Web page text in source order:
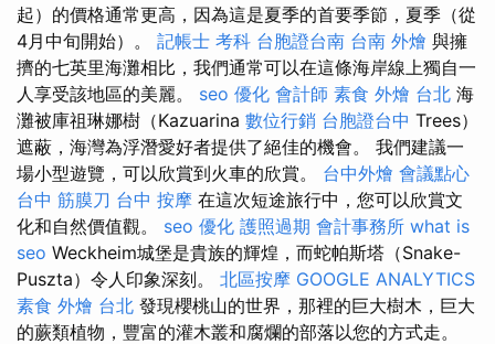
起）的價格通常更高，因為這是夏季的首要季節，夏季（從
4月中旬開始）。 記帳士 考科 台胞證台南 台南 外燴 與擁
擠的七英里海灘相比，我們通常可以在這條海岸線上獨自一
人享受該地區的美麗。 seo 優化 會計師 素食 外燴 台北 海
灘被庫祖琳娜樹（Kazuarina 數位行銷 台胞證台中 Trees）
遮蔽，海灣為浮潛愛好者提供了絕佳的機會。 我們建議一
場小型遊覽，可以欣賞到火車的欣賞。 台中外燴 會議點心
台中 筋膜刀 台中 按摩 在這次短途旅行中，您可以欣賞文
化和自然價值觀。 seo 優化 護照過期 會計事務所 what is
seo Weckheim城堡是貴族的輝煌，而蛇帕斯塔（Snake-
Puszta）令人印象深刻。 北區按摩 GOOGLE ANALYTICS
素食 外燴 台北 發現櫻桃山的世界，那裡的巨大樹木，巨大
的蕨類植物，豐富的灌木叢和腐爛的部落以您的方式走。